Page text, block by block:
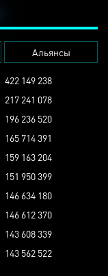
Альянсы
422 149 238
217 241 078
196 236 520
165 714 391
159 163 204
151 950 399
146 634 180
146 612 370
143 608 339
143 562 522